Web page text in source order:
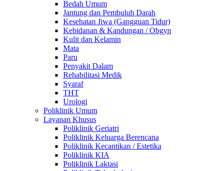
Bedah Umum
Jantung dan Pembuluh Darah
Kesehatan Jiwa (Gangguan Tidur)
Kebidanan & Kandungan / Obgyn
Kulit dan Kelamin
Mata
Paru
Penyakit Dalam
Rehabilitasi Medik
Syaraf
THT
Urologi
Poliklinik Umum
Layanan Khusus
Poliklinik Geriatri
Poliklinik Keluarga Berencana
Poliklinik Kecantikan / Estetika
Poliklinik KIA
Poliklinik Laktasi